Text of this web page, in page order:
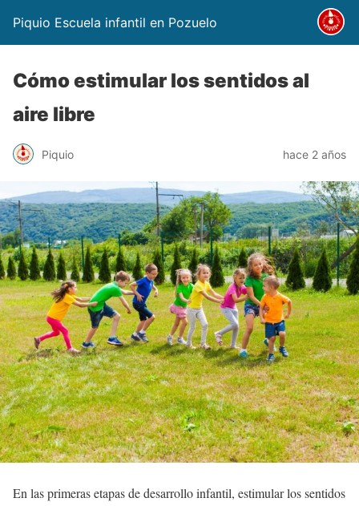
Piquio Escuela infantil en Pozuelo
Cómo estimular los sentidos al
aire libre
Piquio hace 2 años
En las primeras etapas de desarrollo infantil, estimular los sentidos